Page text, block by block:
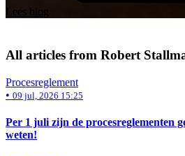
Lees blog
All articles from Robert
Procesreglement
• 09 jul, 2026 15:25
Per 1 juli zijn de procesreglementen
weten!